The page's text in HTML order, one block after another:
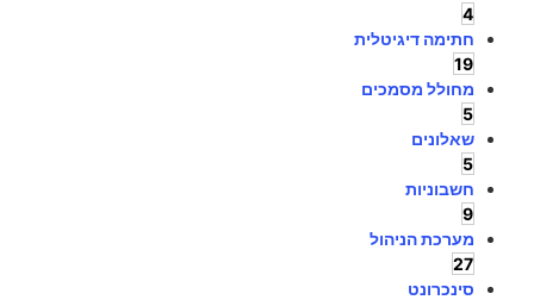
4
חתימה דיגיטלית
19
מחולל מסמכים
5
שאלונים
5
חשבוניות
9
מערכת הניהול
27
סינכרונט